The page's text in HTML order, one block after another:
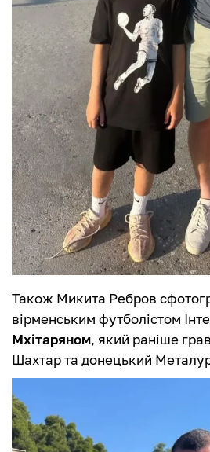
Також Микита Ребров
вірменським футболістом
Мхітаряном, який раніше
Шахтар та донецький